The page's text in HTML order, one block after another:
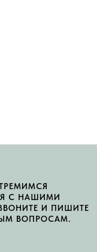
С НАШИМИ
И ПИШИТЕ
ВОПРОСАМ.